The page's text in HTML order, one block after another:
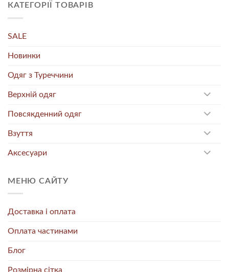
КАТЕГОРІЇ ТОВАРІВ
SALE
Новинки
Одяг з Туреччини
Верхній одяг
Повсякденний одяг
Взуття
Аксесуари
МЕНЮ САЙТУ
Доставка і оплата
Оплата частинами
Блог
Розмірна сітка